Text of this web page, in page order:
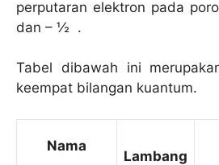
perputaran elektron pada
dan – ½ .
Tabel dibawah ini
keempat bilangan kuantum.
Nama
Lambang